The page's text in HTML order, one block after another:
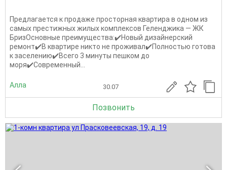
Предлагается к продаже просторная квартира в одном из
самых престижных жилых комплексов Геленджика — ЖК
БризОсновные преимущества:✔️Новый дизайнерский
ремонт✔️В квартире никто не проживал✔️Полностью готова
к заселению✔️Всего 3 минуты пешком до
моря✔️Современный...
Алла 30.07
Позвонить